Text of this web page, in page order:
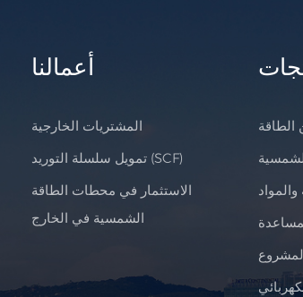
أعمالنا
المشتريات الخارجية
تمويل سلسلة التوريد (SCF)
الاستثمار في محطات الطاقة
الشمسية في الخارج
الطاقة